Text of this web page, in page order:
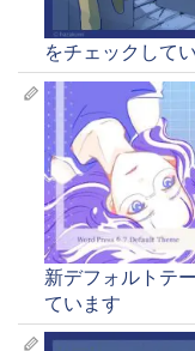
をチェックして
新デフォルトテ
ています